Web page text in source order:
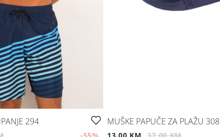
294 MUŠKE PAPUČE ZA PLAŽU 308